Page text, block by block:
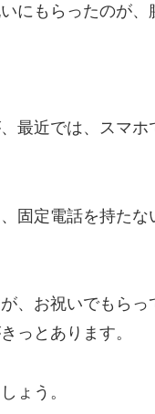
にもらったのが、
最近では、スマ
固定電話を持た
、お祝いでもら
っとあります。
ょう。